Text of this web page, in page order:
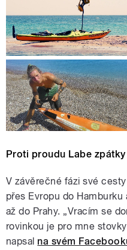
Proti proudu Labe
V závěrečné fázi své
přes Evropu do
až do Prahy. „Vracím se
rovinkou je pro mne
napsal na svém